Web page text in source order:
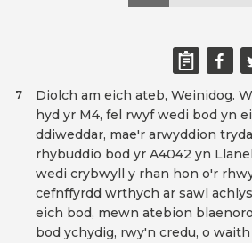
Diolch am eich ateb, Weinidog.
hyd yr M4, fel rwyf wedi bod yn
ddiweddar, mae'r arwyddion
rhybuddio bod yr A4042 yn
wedi crybwyll y rhan hon o'r
cefnffyrdd wrthych ar sawl
eich bod, mewn atebion
bod ychydig, rwy'n credu, o waith
7